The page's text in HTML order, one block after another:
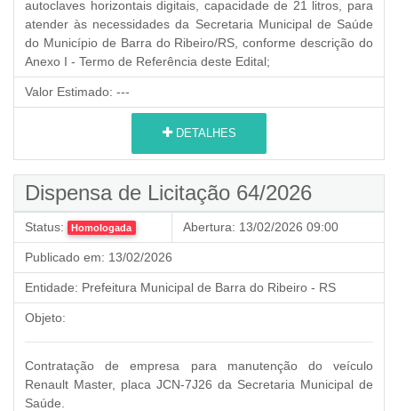
autoclaves horizontais digitais, capacidade de 21 litros, para
atender às necessidades da Secretaria Municipal de Saúde
do Município de Barra do Ribeiro/RS, conforme descrição do
Anexo I - Termo de Referência deste Edital;
Valor Estimado: ---
DETALHES
Dispensa de Licitação 64/2026
Status: Homologada Abertura: 13/02/2026 09:00
Publicado em: 13/02/2026
Entidade: Prefeitura Municipal de Barra do Ribeiro - RS
Objeto:
Contratação de empresa para manutenção do veículo
Renault Master, placa JCN-7J26 da Secretaria Municipal de
Saúde.